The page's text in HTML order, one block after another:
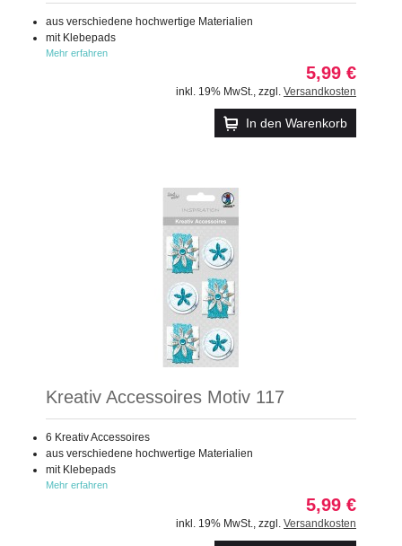
aus verschiedene hochwertige Materialien
mit Klebepads
Mehr erfahren
5,99 €
inkl. 19% MwSt. zzgl. Versandkosten
In den Warenkorb
Kreativ Accessoires Motiv 117
6 Kreativ Accessoires
aus verschiedene hochwertige Materialien
mit Klebepads
Mehr erfahren
5,99 €
inkl. 19% MwSt. zzgl. Versandkosten